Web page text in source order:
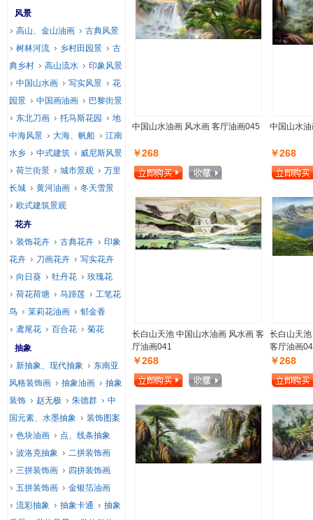
中国山水油画 风水画 客厅油画045
￥268
中国山水
￥268
长白山天池 中国山水油画 风水画 客
厅油画041
￥268
长白山天
客厅油画
￥268
风景
高山、金山油画
古典风景
树林河流
乡村田园景
古
典乡村
高山流水
印象风景
中国山水画
写实风景
花
园景
中国画油画
巴黎街景
东北刀画
托马斯花园
地
中海风景
大海、帆船
江南
水乡
中式建筑
威尼斯风景
荷兰街景
城市景观
万里
长城
黄河油画
冬天雪景
欧式建筑景观
花卉
装饰花卉
古典花卉
印象
花卉
刀画花卉
写实花卉
向日葵
牡丹花
玫瑰花
荷花荷塘
马蹄莲
工笔花
鸟
茉莉花油画
郁金香
鸢尾花
百合花
菊花
抽象
新抽象、现代抽象
东南亚
风格装饰画
抽象油画
抽象
装饰
赵无极 朱德群
中
国元素、水墨抽象
装饰图案
色块油画
点、线条抽象
波洛克抽象
二拼装饰画
三拼装饰画
四拼装饰画
五拼装饰画
金银箔油画
流彩抽象
抽象卡通
抽象